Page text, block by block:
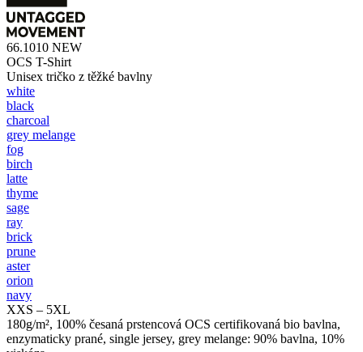
66.1010 NEW
OCS T-Shirt
Unisex tričko z těžké bavlny
white
black
charcoal
grey melange
fog
birch
latte
thyme
sage
ray
brick
prune
aster
orion
navy
XXS – 5XL
180g/m², 100% česaná prstencová OCS certifikovaná bio bavlna,
enzymaticky prané, single jersey, grey melange: 90% bavlna, 10%